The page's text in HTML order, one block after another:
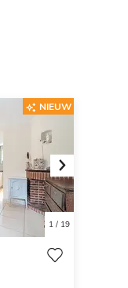
Next
1/ 19
NIEUW